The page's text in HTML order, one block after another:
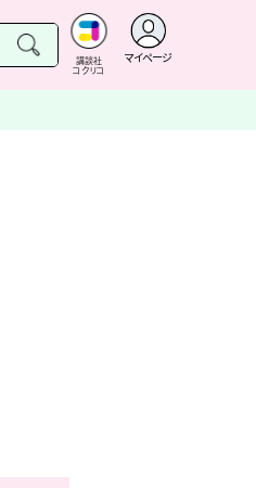
講談社
コクリコ
マイページ